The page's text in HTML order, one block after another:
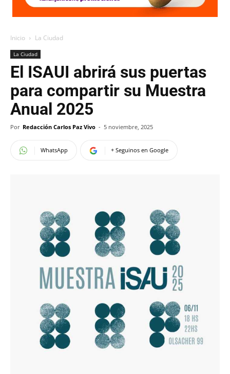
Inicio La Ciudad
La Ciudad
El ISAUI abrirá sus puertas
para compartir su Muestra
Anual 2025
Por Redacción Carlos Paz Vivo - 5 noviembre, 2025
WhatsApp + Seguinos en Google